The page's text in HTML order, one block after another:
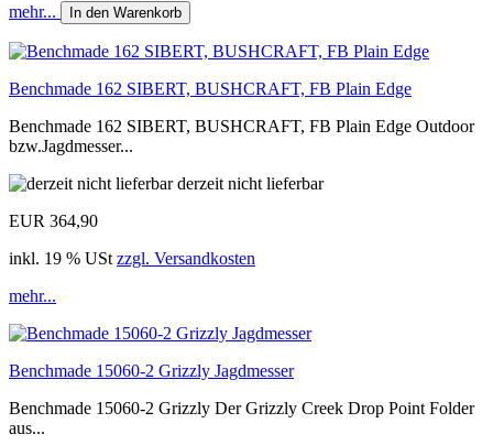
mehr... In den Warenkorb
Benchmade 162 SIBERT, BUSHCRAFT, FB Plain Edge
Benchmade 162 SIBERT, BUSHCRAFT, FB Plain Edge Outdoor
bzw.Jagdmesser...
derzeit nicht lieferbar
EUR 364,90
inkl. 19 % USt zzgl. Versandkosten
mehr...
Benchmade 15060-2 Grizzly Jagdmesser
Benchmade 15060-2 Grizzly Der Grizzly Creek Drop Point Folder
aus...